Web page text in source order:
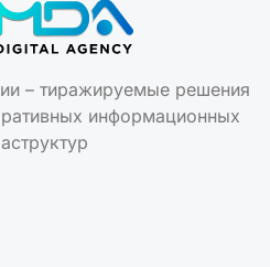
– тиражируемые решения
информационных